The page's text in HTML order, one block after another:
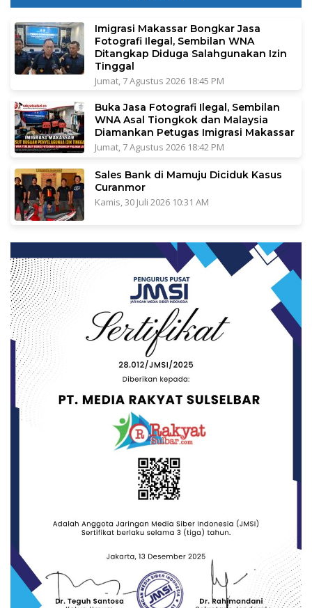
Imigrasi Makassar Bongkar Jasa
Fotografi Ilegal, Sembilan WNA
Ditangkap Diduga Salahgunakan Izin
Tinggal
Jumat, 7 Agustus 2026 18:45 PM
Buka Jasa Fotografi Ilegal, Sembilan
WNA Asal Tiongkok dan Malaysia
Diamankan Petugas Imigrasi Makassar
Jumat, 7 Agustus 2026 18:42 PM
Sales Bank di Mamuju Diciduk Kasus
Curanmor
Kamis, 30 Juli 2026 10:31 AM